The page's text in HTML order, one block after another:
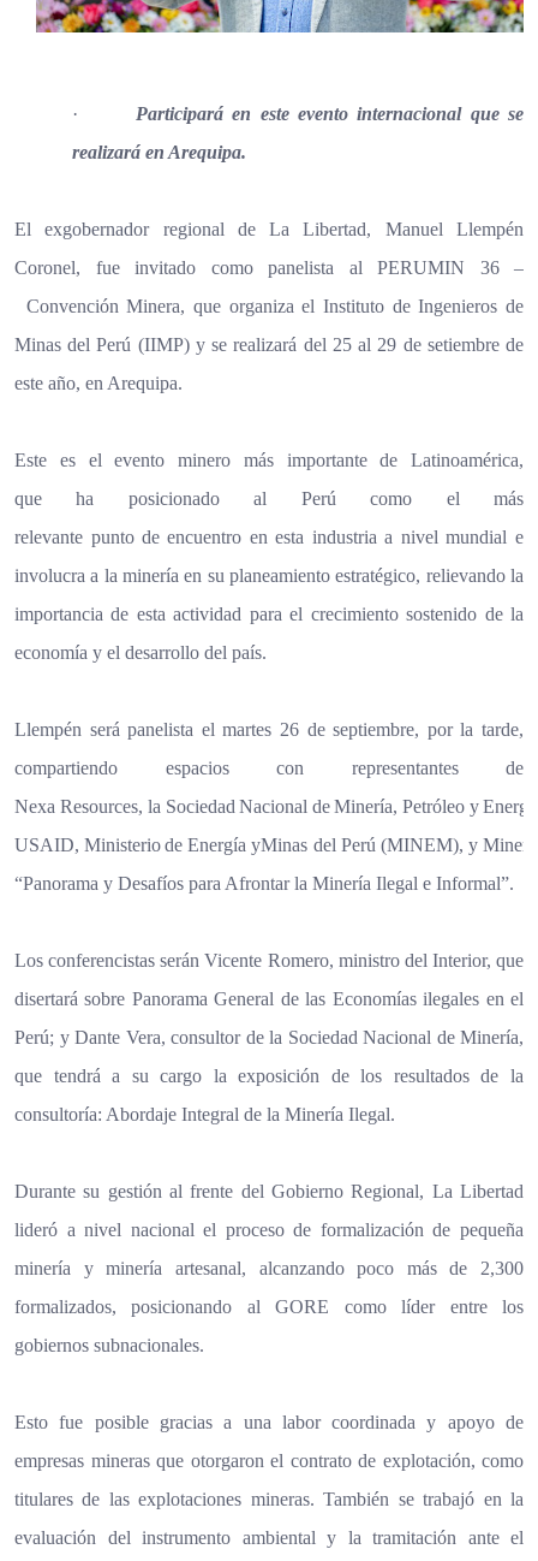
·
Participará en este evento internacional que se
realizará en Arequipa.
El exgobernador regional de La Libertad, Manuel Llempén
Coronel, fue invitado como panelista al PERUMIN
36–
Convención Minera, que organiza el Instituto de Ingenieros de
Minas del Perú (IIMP) y se realizará del 25 al 29 de setiembre de
este año, en Arequipa.
Este es el evento minero más importante de Latinoamérica,
que
ha posicionado al Perú como el
más
relevante punto de encuentro en esta industria a nivel mundial e
involucra a la minería en su planeamiento estratégico, relievando la
importancia de esta actividad para el crecimiento sostenido de la
economía y el desarrollo del país.
Llempén será panelista el martes 26 de septiembre, por la tarde,
compartiendo espacios con representantes de
Nexa Resources, la Sociedad Nacional de Minería, Petróleo y
USAID, Ministerio de Energía yMinas del Perú (MINEM), y Minera
“Panorama y Desafíos para Afrontar la Minería Ilegal e Informal”.
Los conferencistas serán Vicente Romero, ministro del Interior, que
disertará sobre Panorama General de las Economías ilegales en el
Perú; y Dante Vera, consultor de la Sociedad Nacional de Minería,
que tendrá a su cargo la exposición de los resultados de la
consultoría: Abordaje Integral de la Minería Ilegal.
Durante su gestión al frente del Gobierno Regional, La Libertad
lideró a nivel nacional el proceso de formalización de pequeña
minería y minería artesanal, alcanzando poco más de 2,300
formalizados, posicionando al GORE como líder entre los
gobiernos subnacionales.
Esto fue posible gracias a una labor coordinada y apoyo de
empresas mineras que otorgaron el contrato de explotación, como
titulares de las explotaciones mineras. También se trabajó en la
evaluación del instrumento ambiental y la tramitación ante el